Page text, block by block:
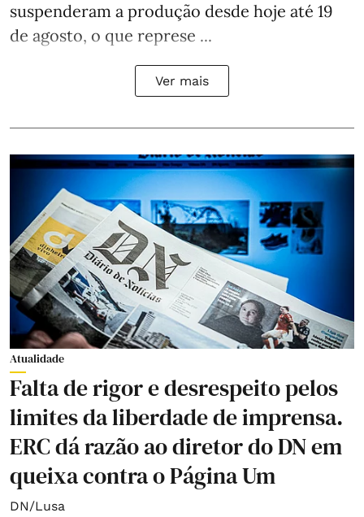
suspenderam a produção desde hoje até 19
de agosto, o que represe ...
Ver mais
Atualidade
Falta de rigor e desrespeito pelos
limites da liberdade de imprensa.
ERC dá razão ao diretor do DN em
queixa contra o Página Um
DN/Lusa